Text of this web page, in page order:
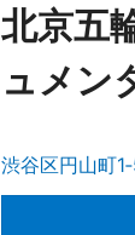
北京五
ュメン
渋谷区円山町